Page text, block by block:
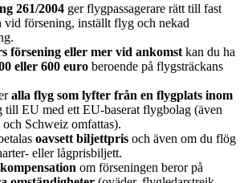
261/2004 ger flygpassagerare rätt till fast
vid försening, inställt flyg och nekad
försening eller mer vid ankomst kan du ha
eller 600 euro beroende på flygsträckans
alla flyg som lyfter från en flygplats inom
till EU med ett EU-baserat flygbolag (även
Schweiz omfattas).
oavsett biljettpris och även om du flög
eller lågprisbiljett.
om förseningen beror på